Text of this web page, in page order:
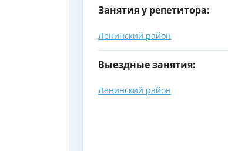
Занятия у репетитора:
Ленинский район
Выездные занятия:
Ленинский район